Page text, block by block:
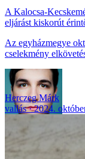
A Kalocsa-
eljárást kiskorút
Az egyházmegye
cselekmény
Herczeg Márk
vallás
2024.